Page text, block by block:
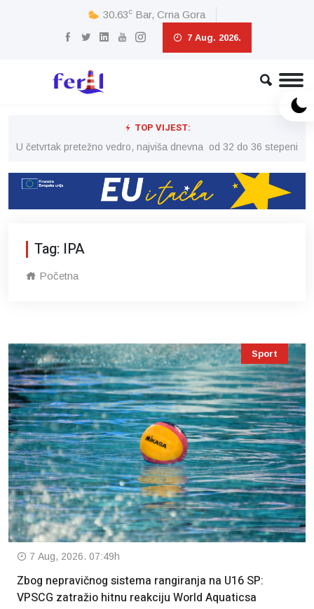
30.63c Bar, Crna Gora
7 Aug. 2026.
TOP VIJEST:
U četvrtak pretežno vedro, najviša dnevna od 32 do 36 stepeni
Tag: IPA
Početna
Sport
7 Aug, 2026. 07:49h
Zbog nepravičnog sistema rangiranja na U16 SP:
VPSCG zatražio hitnu reakciju World Aquaticsa